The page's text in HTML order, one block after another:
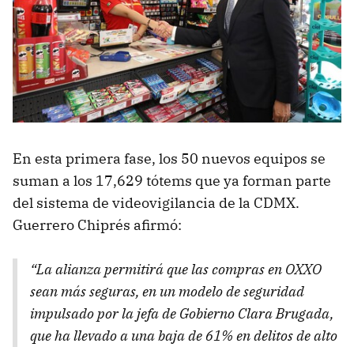
En esta primera fase, los 50 nuevos equipos se
suman a los 17,629 tótems que ya forman parte
del sistema de videovigilancia de la CDMX.
Guerrero Chiprés afirmó:
“La alianza permitirá que las compras en OXXO
sean más seguras, en un modelo de seguridad
impulsado por la jefa de Gobierno Clara Brugada,
que ha llevado a una baja de 61% en delitos de alto